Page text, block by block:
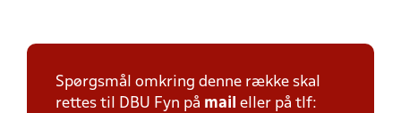
Spørgsmål omkring denne række skal
rettes til DBU Fyn på mail eller på tlf: